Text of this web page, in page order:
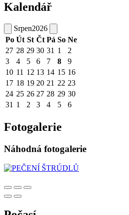
Kalendář
Srpen2026
Po Út St Čt Pá So Ne
27 28 29 30 31 1
2
3
4 5 6 7 8
9
10 11 12 13 14 15 16
17 18 19 20 21 22 23
24 25 26 27 28 29 30
31 1 2 3 4 5 6
Fotogalerie
Náhodná fotogalerie